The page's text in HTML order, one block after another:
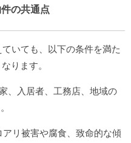
の共通点
いても、以下の条件を満た
ります。
、入居者、工務店、地域の
。
アリ被害や腐食、致命的な傾